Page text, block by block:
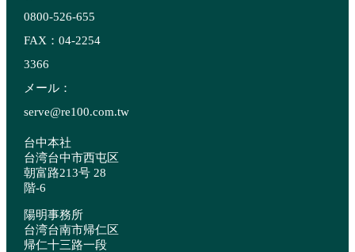
0800-526-655
FAX：04-2254
3366
メール：
serve@re100.com.tw
台中本社
台湾台中市西屯区
朝富路213号 28
階-6
陽明事務所
台湾台南市帰仁区
帰仁十三路一段